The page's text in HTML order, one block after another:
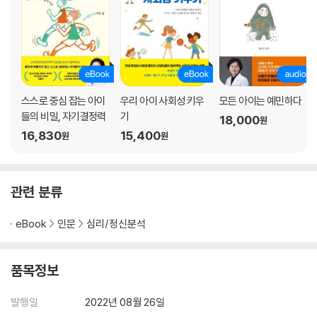
아이를 잃는다는 것
죽음을 준비하는 엄마의 자세
엄마는 언제나 네 편
제4부 엄마도 불완전한 사람
외로우니까 부모다
사랑에서 삶의 고단함으로
배우자의 상처를 견디는 것
부당한 상처는 받지 않겠습니다
부모의 성장통
주
참고문헌
스스로 중심 잡는 아이
들의 비밀, 자기결정력
16,830원
우리 아이 사회성 키우
기
15,400원
모든 아이는 예민하다
18,000원
관련 분류
eBook 인문 심리/정신분석
품목정보
발행일
2022년 08월 26일